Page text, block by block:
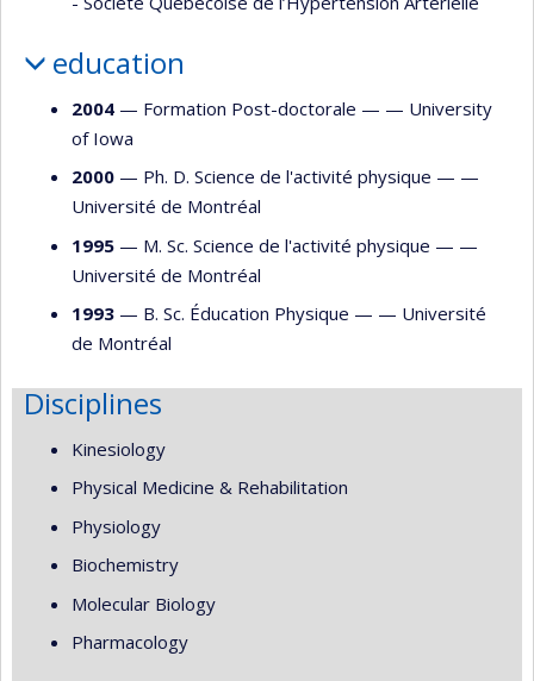
education
2004 — Formation Post-doctorale — — University
of Iowa
2000 — Ph. D. Science de l'activité physique — —
Université de Montréal
1995 — M. Sc. Science de l'activité physique — —
Université de Montréal
1993 — B. Sc. Éducation Physique — — Université
de Montréal
Disciplines
Kinesiology
Physical Medicine & Rehabilitation
Physiology
Biochemistry
Molecular Biology
Pharmacology